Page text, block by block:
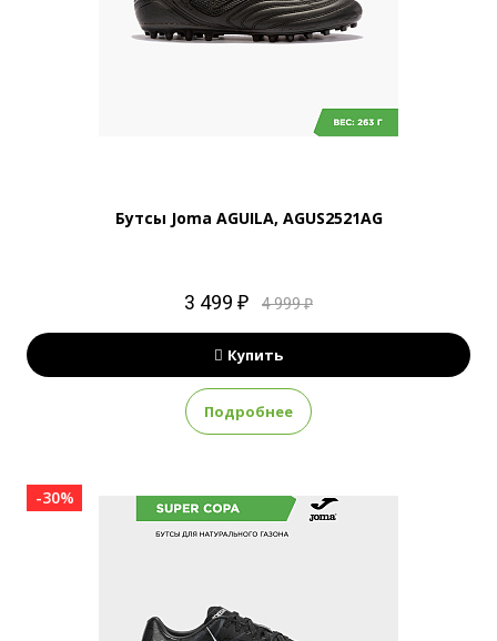
Бутсы Joma AGUILA, AGUS2521AG
3 499 ₽ 4 999 ₽
Купить
Подробнее
-30%